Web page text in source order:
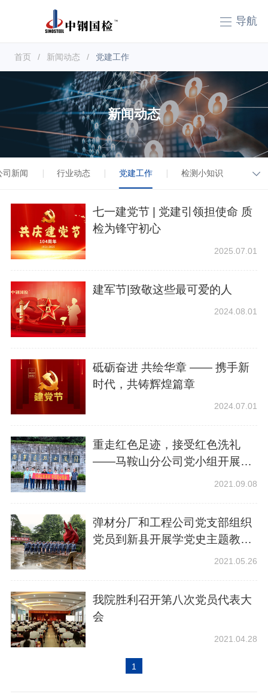
导航
首页 / 新闻动态 / 党建工作
新闻动态
|
司新闻
|
行业动态 党建工作 检测小知识
七一建党节 | 党建引领担使命 质
检为锋守初心
2025.07.01
建军节|致敬这些最可爱的人
2024.08.01
砥砺奋进 共绘华章 —— 携手新
时代，共铸辉煌篇章
2024.07.01
重走红色足迹，接受红色洗礼
——马鞍山分公司党小组开展主
2021.09.08
弹材分厂和工程公司党支部组织
党员到新县开展学党史主题教育
2021.05.26
我院胜利召开第八次党员代表大
会
2021.04.28
1